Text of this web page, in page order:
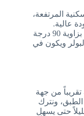
المرتفعة،
عالية.
درجة
ويكون في
بوضع ميل 45 درجة تقريباً من جهة
الطبق، ونترك
حتى يسهل